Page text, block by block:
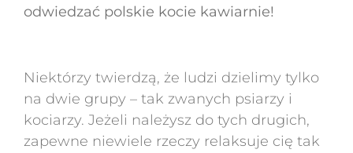
odwiedzać polskie kocie kawiarnie!
Niektórzy twierdzą, że ludzi dzielimy tylko
na dwie grupy – tak zwanych psiarzy i
kociarzy. Jeżeli należysz do tych drugich,
zapewne niewiele rzeczy relaksuje cię tak